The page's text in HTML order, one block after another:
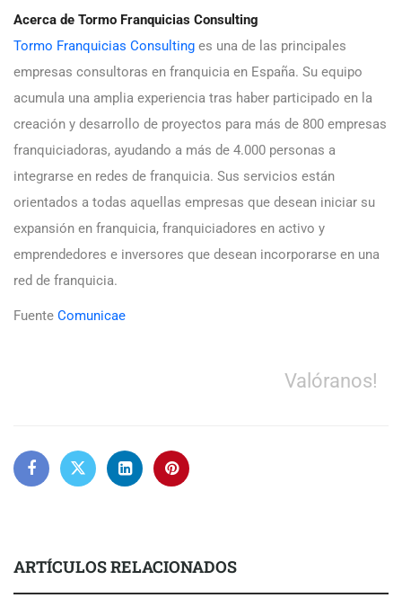
Acerca de Tormo Franquicias Consulting
Tormo Franquicias Consulting es una de las principales
empresas consultoras en franquicia en España. Su equipo
acumula una amplia experiencia tras haber participado en la
creación y desarrollo de proyectos para más de 800 empresas
franquiciadoras, ayudando a más de 4.000 personas a
integrarse en redes de franquicia. Sus servicios están
orientados a todas aquellas empresas que desean iniciar su
expansión en franquicia, franquiciadores en activo y
emprendedores e inversores que desean incorporarse en una
red de franquicia.
Fuente Comunicae
Valóranos!
ARTÍCULOS RELACIONADOS